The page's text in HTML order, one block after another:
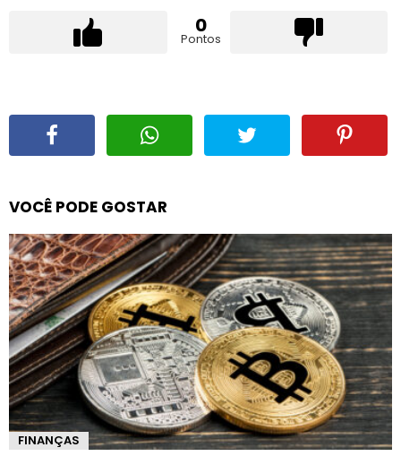
0
Pontos
VOCÊ PODE GOSTAR
FINANÇAS